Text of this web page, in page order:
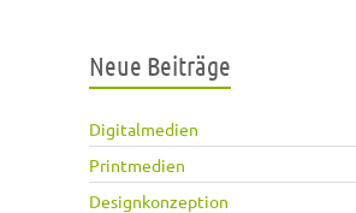
Neue Beiträge
Digitalmedien
Printmedien
Designkonzeption